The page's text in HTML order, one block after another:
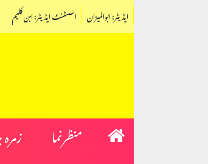
اسسٹنٹ ایڈیٹر: ابن کلیم ایڈیٹر: ابوالمیزان
منظرنما